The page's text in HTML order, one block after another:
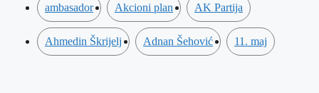
ambasador Akcioni plan AK Partija
Ahmedin Škrijelj Adnan Šehović 11. maj